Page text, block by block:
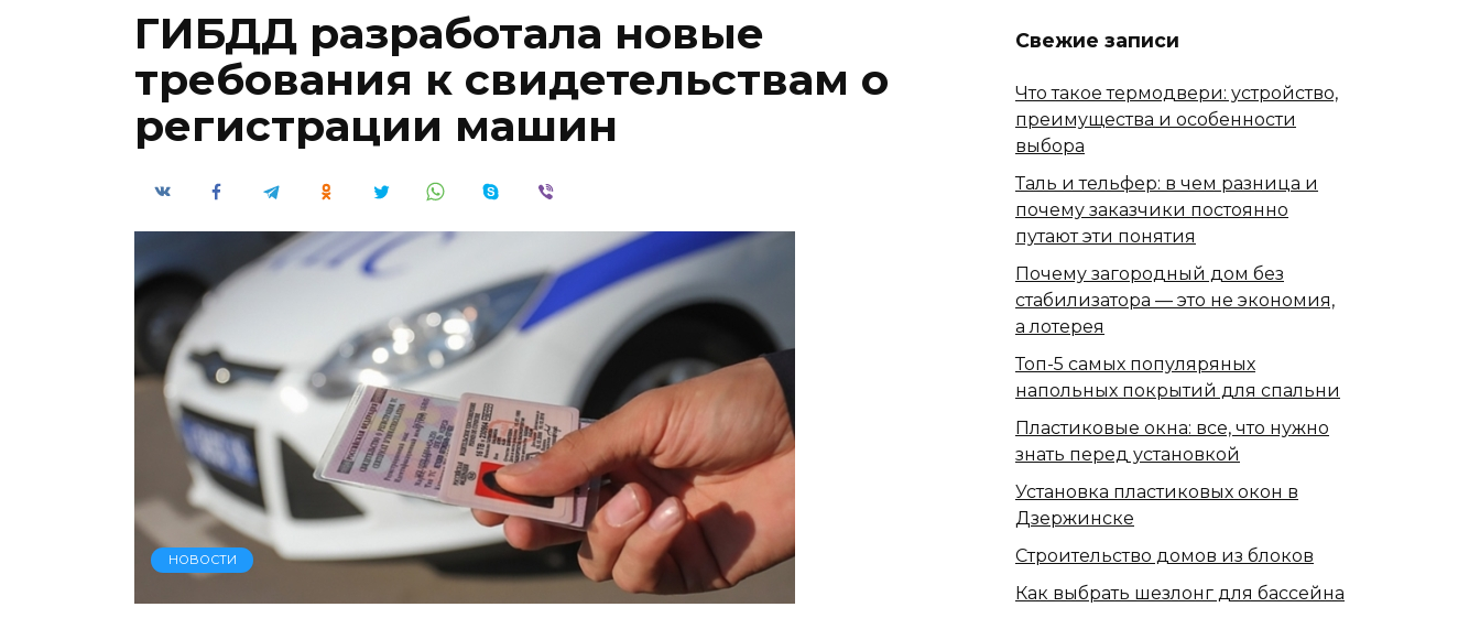
ГИБДД разработала новые
требования к свидетельствам о
регистрации машин
НОВОСТИ
Свежие записи
Что такое термодвери: устройство,
преимущества и особенности
выбора
Таль и тельфер: в чем разница и
почему заказчики постоянно
путают эти понятия
Почему загородный дом без
стабилизатора — это не экономия,
а лотерея
Топ-5 самых популяряных
напольных покрытий для спальни
Пластиковые окна: все, что нужно
знать перед установкой
Установка пластиковых окон в
Дзержинске
Строительство домов из блоков
Как выбрать шезлонг для бассейна